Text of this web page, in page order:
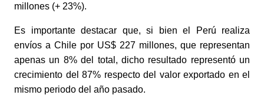
millones (+ 23%).
Es importante destacar que, si bien el Perú realiza
envíos a Chile por US$ 227 millones, que representan
apenas un 8% del total, dicho resultado representó un
crecimiento del 87% respecto del valor exportado en el
mismo periodo del año pasado.